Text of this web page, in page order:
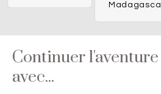
Continuer
avec...